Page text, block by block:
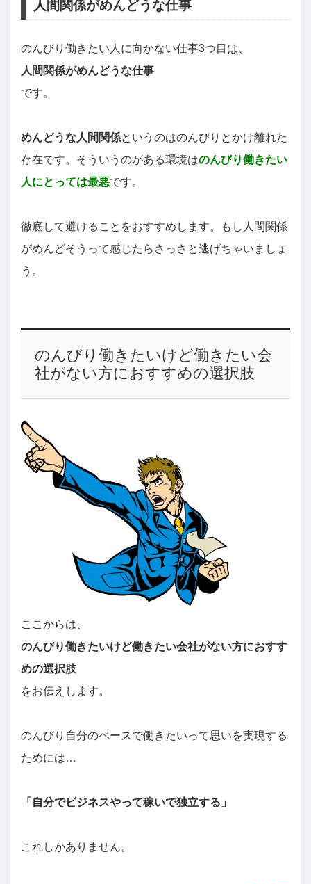
人間関係がめんどうな仕事
のんびり働きたい人に向かない仕事3つ目は、
人間関係がめんどうな仕事
です。
めんどうな人間関係というのはのんびりとかけ離れた
存在です。そういうのがある環境はのんびり働きたい
人にとっては最悪です。
徹底して避けることをおすすめします。もし人間関係
がめんどそうって感じたらさっさと逃げちゃいましょ
う。
のんびり働きたいけど働きたい会
社がない方におすすめの選択肢
ここからは、
のんびり働きたいけど働きたい会社がない方におすす
めの選択肢
をお伝えします。
のんびり自分のペースで働きたいって思いを実現する
ためには…
「自分でビジネスやって稼いで独立する」
これしかありません。